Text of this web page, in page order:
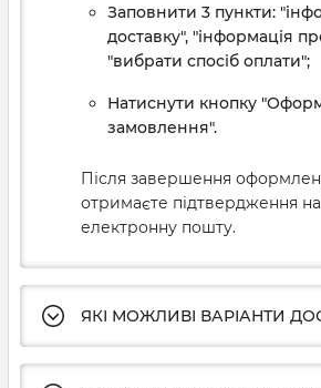
Заповнити 3 пункти:
доставку", "інформація
"вибрати спосіб оплати";
Натиснути кнопку
замовлення".
Після завершення
отримаєте підтвердження
електронну пошту.
ЯКІ МОЖЛИВІ ВАРІАНТИ